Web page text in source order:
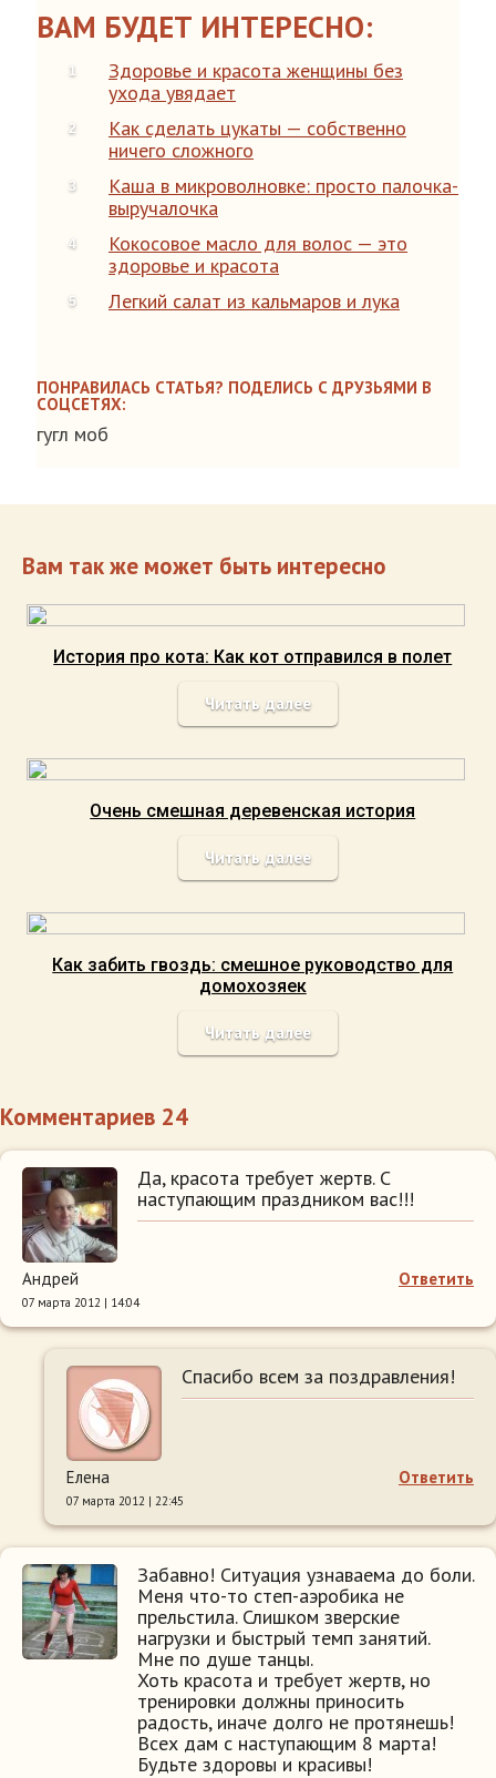
ВАМ БУДЕТ ИНТЕРЕСНО:
Здоровье и красота женщины без
ухода увядает
Как сделать цукаты — собственно
ничего сложного
Каша в микроволновке: просто палочка-
выручалочка
Кокосовое масло для волос — это
здоровье и красота
Легкий салат из кальмаров и лука
ПОНРАВИЛАСЬ СТАТЬЯ? ПОДЕЛИСЬ С ДРУЗЬЯМИ В
СОЦСЕТЯХ:
гугл моб
Вам так же может быть интересно
История про кота: Как кот отправился в полет
Читать далее
Очень смешная деревенская история
Читать далее
Как забить гвоздь: смешное руководство для
домохозяек
Читать далее
Комментариев 24
Да, красота требует жертв. С
наступающим праздником вас!!!
Ответить
Андрей
07 марта 2012 | 14:04
Спасибо всем за поздравления!
Ответить
Елена
07 марта 2012 | 22:45
Забавно! Ситуация узнаваема до боли.
Меня что-то степ-аэробика не
прельстила. Слишком зверские
нагрузки и быстрый темп занятий.
Мне по душе танцы.
Хоть красота и требует жертв, но
тренировки должны приносить
радость, иначе долго не протянешь!
Всех дам с наступающим 8 марта!
Будьте здоровы и красивы!